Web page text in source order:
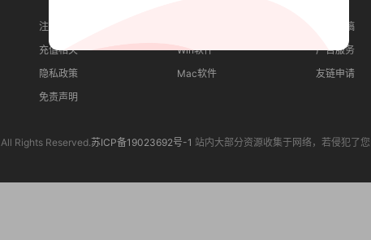
注册须知
充值相关
隐私政策
免责声明
Win软件
Mac软件
我要投稿
广告服务
友链申请
All Rights Reserved.苏ICP备19023692号-1 站内大部分资源收集于网络，若侵犯了